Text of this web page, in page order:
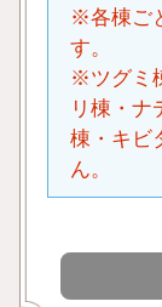
※各棟ご
す。
※ツグミ
リ棟・ナ
棟・キビ
ん。